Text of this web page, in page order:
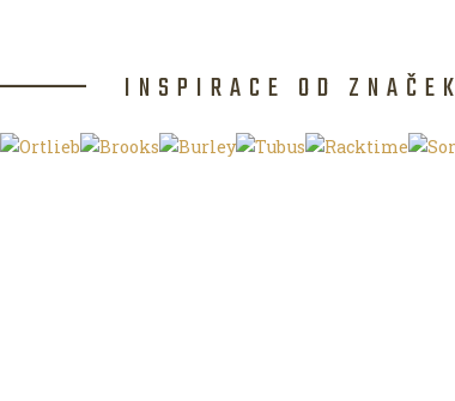
INSPIRACE OD ZNAČEK